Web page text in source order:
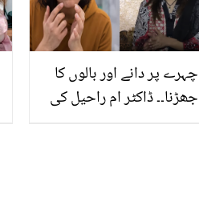
چہرے پر دانے اور بالوں کا
جھڑنا۔۔ ڈاکٹر ام راحیل کی